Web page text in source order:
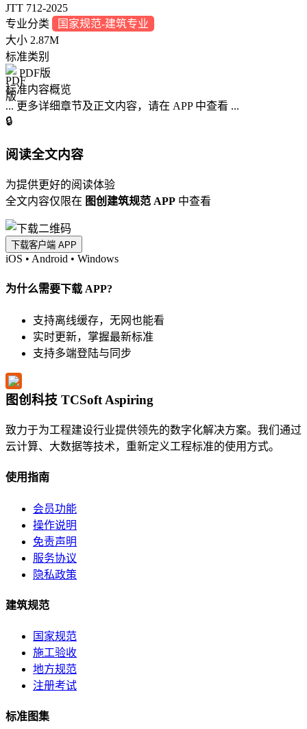
JTT 712-2025
专业分类
国家规范-建筑专业
大小 2.87M
标准类别
PDF版
标准内容概览
... 更多详细章节及正文内容，请在 APP 中查看 ...
🔒
阅读全文内容
为提供更好的阅读体验
全文内容仅限在 图创建筑规范 APP 中查看
下载客户端 APP
iOS • Android • Windows
为什么需要下载 APP?
支持离线缓存，无网也能看
实时更新，掌握最新标准
支持多端登陆与同步
图创科技 TCSoft Aspiring
致力于为工程建设行业提供领先的数字化解决方案。我们通过
云计算、大数据等技术，重新定义工程标准的使用方式。
使用指南
会员功能
操作说明
免责声明
服务协议
隐私政策
建筑规范
国家规范
施工验收
地方规范
注册考试
标准图集